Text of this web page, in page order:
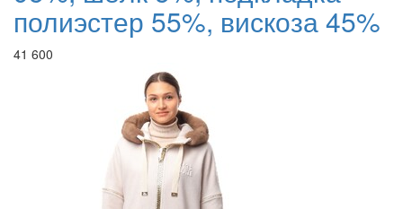
полиэстер 55%, вискоза 45%
41 600